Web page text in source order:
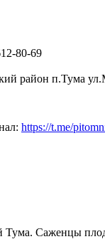
80-69
район п.Тума
https://t.me/
Саженцы